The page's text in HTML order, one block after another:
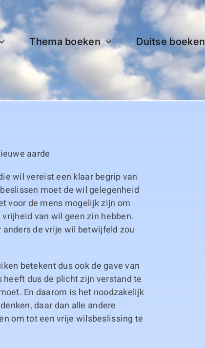
Thema boeken Duitse boeken
aarde
wil vereist een klaar begrip van
moet de wil gelegenheid
voor de mens mogelijk zijn om
van wil geen zin hebben.
anders de vrije wil betwijfeld zou
betekent dus ook de gave van
dus de plicht zijn verstand te
En daarom is het noodzakelijk
daar dan alle andere
om tot een vrije wilsbeslissing te